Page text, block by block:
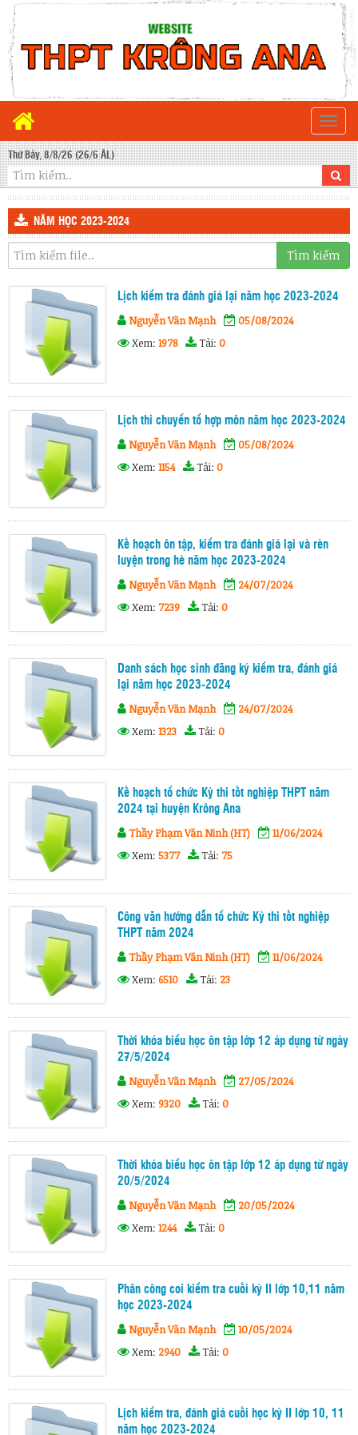
Thứ Bảy, 8/8/26 (26/6 ÂL)
NĂM HỌC 2023-2024
Tìm kiếm
Lịch kiểm tra đánh giá lại năm học 2023-2024
Nguyễn Văn Mạnh
05/08/2024
Xem: 1978 Tải: 0
Lịch thi chuyển tổ hợp môn năm học 2023-2024
Nguyễn Văn Mạnh
05/08/2024
Xem: 1154 Tải: 0
Kế hoạch ôn tập, kiểm tra đánh giá lại và rèn
luyện trong hè năm học 2023-2024
Nguyễn Văn Mạnh
24/07/2024
Xem: 7239 Tải: 0
Danh sách học sinh đăng ký kiểm tra, đánh giá
lại năm học 2023-2024
Nguyễn Văn Mạnh
24/07/2024
Xem: 1323 Tải: 0
Kế hoạch tổ chức Kỳ thi tốt nghiệp THPT năm
2024 tại huyện Krông Ana
Thầy Phạm Văn Ninh (HT)
11/06/2024
Xem: 5377 Tải: 75
Công văn hướng dẫn tổ chức Kỳ thi tốt nghiệp
THPT năm 2024
Thầy Phạm Văn Ninh (HT)
11/06/2024
Xem: 6510 Tải: 23
Thời khóa biểu học ôn tập lớp 12 áp dụng từ ngày
27/5/2024
Nguyễn Văn Mạnh
27/05/2024
Xem: 9320 Tải: 0
Thời khóa biểu học ôn tập lớp 12 áp dụng từ ngày
20/5/2024
Nguyễn Văn Mạnh
20/05/2024
Xem: 1244 Tải: 0
Phân công coi kiểm tra cuối kỳ II lớp 10,11 năm
học 2023-2024
Nguyễn Văn Mạnh
10/05/2024
Xem: 2940 Tải: 0
Lịch kiểm tra, đánh giá cuối học kỳ II lớp 10, 11
năm học 2023-2024